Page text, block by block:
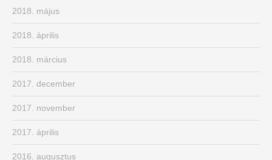
2018. május
2018. április
2018. március
2017. december
2017. november
2017. április
2016. augusztus